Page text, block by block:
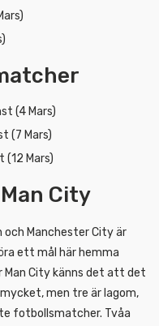
(4 Mars)
(7 Mars)
Mars)
City
Manchester City är
ett mål här hemma
Man City känns det att det
men tre är lagom,
fotbollsmatcher. Tvåa